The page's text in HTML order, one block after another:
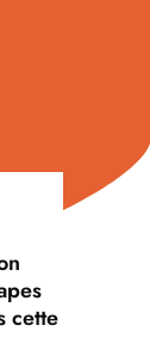
cette